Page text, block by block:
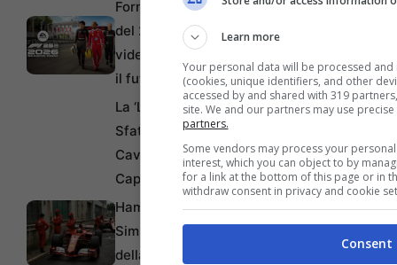
Formula 1, la rivoluzione
del 2026 arriva anche nei
videogiochi: F1 25 anticipa
il futuro della categoria
La ‘Luce’ Riuscirà a
Sfatare il Mito del
Cavallino? Un Nuovo
Capitolo per Maranello
Hamilton Rifiuta l’Uso del
Simulatore Ferrari: ‘Sono
della Vecchia Scuola’
Learn more
Your personal data will be processed
(cookies, unique identifiers, and other
accessed by and shared with 319
site. We and our partners may use
partners.
Some vendors may process your
interest, which you can object to by
for a link at the bottom of this page or in
withdraw consent in privacy and cookie
Consent